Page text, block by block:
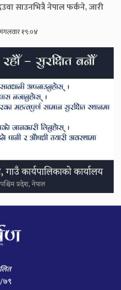
देउवा साउनभित्रै नेपाल फर्कने, जारी
१९:०४
७९